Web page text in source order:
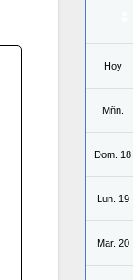
Hoy
Mñn.
Dom. 18
Lun. 19
Mar. 20